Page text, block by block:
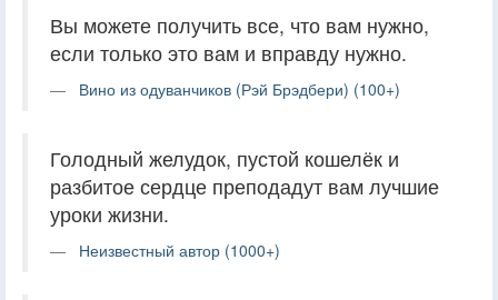
Вы можете получить все, что вам нужно,
если только это вам и вправду нужно.
Вино из одуванчиков (Рэй Брэдбери) (100+)
Голодный желудок, пустой кошелёк и
разбитое сердце преподадут вам лучшие
уроки жизни.
Неизвестный автор (1000+)